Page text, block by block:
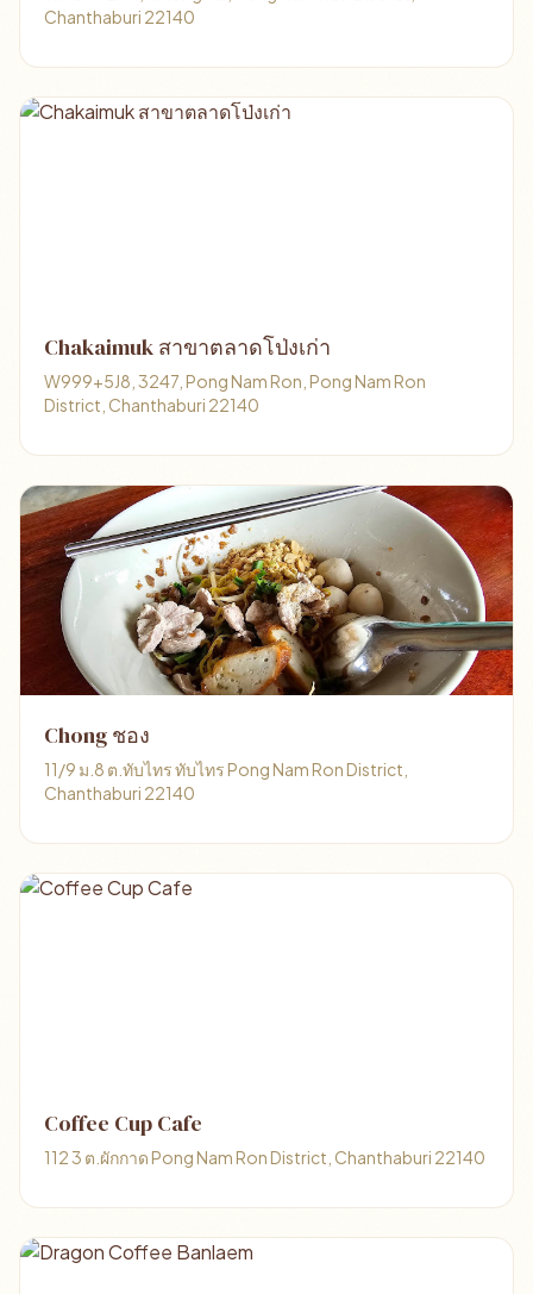
Chanthaburi 22140
Chakaimuk สาขาตลาดโป่งเก่า
W999+5J8, 3247, Pong Nam Ron, Pong Nam Ron
District, Chanthaburi 22140
Chong ชอง
11/9 ม.8 ต.ทับไทร ทับไทร Pong Nam Ron District,
Chanthaburi 22140
Coffee Cup Cafe
112 3 ต.ผักกาด Pong Nam Ron District, Chanthaburi 22140